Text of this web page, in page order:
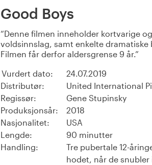
Good Boys
Denne filmen inneholder kortvarige
voldsinnslag, samt enkelte dramatiske
Filmen får derfor aldersgrense 9 år.
Vurdert dato:
24.07.2019
Distributør:
United International
Regissør:
Gene Stupinsky
Produksjonsår:
2018
Nasjonalitet:
USA
Lengde:
90 minutter
Handling:
Tre pubertale 12-
hodet, når de snubler